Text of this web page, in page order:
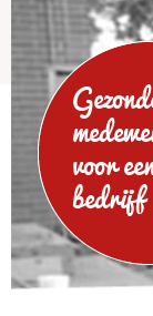
voor
bedrijf